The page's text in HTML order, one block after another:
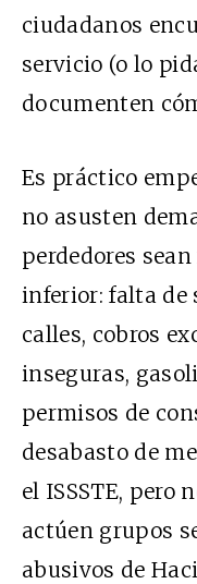
ciudadanos
servicio (o lo
documenten
Es práctico
no asusten
perdedores
inferior: falta de
calles, cobros
inseguras,
permisos de
desabasto de
el ISSSTE, pero
actúen grupos
abusivos de